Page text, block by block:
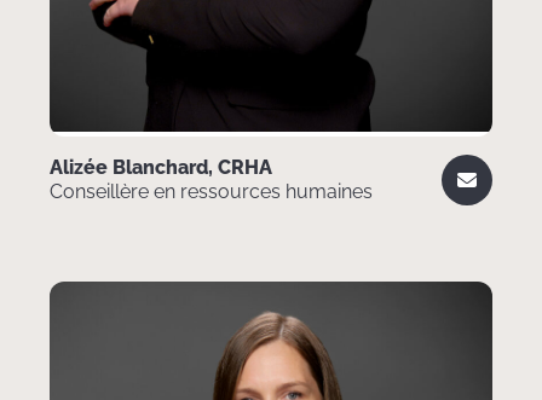
Alizée Blanchard, CRHA
Conseillère en ressources humaines